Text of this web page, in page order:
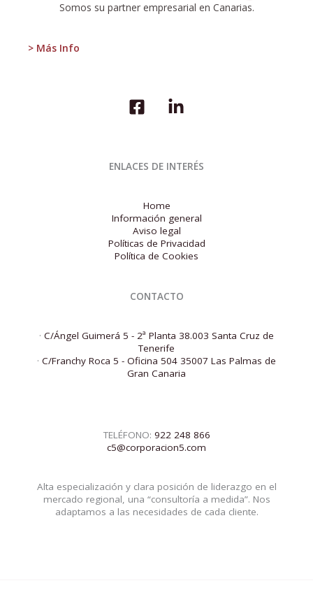
Somos su partner empresarial en Canarias.
> Más Info
ENLACES DE INTERÉS
Home
Información general
Aviso legal
Políticas de Privacidad
Política de Cookies
CONTACTO
· C/Ángel Guimerá 5 - 2ª Planta 38.003 Santa Cruz de
Tenerife
· C/Franchy Roca 5 - Oficina 504 35007 Las Palmas de
Gran Canaria
TELÉFONO: 922 248 866
c5@corporacion5.com
Alta especialización y clara posición de liderazgo en el
mercado regional, una “consultoría a medida”. Nos
adaptamos a las necesidades de cada cliente.